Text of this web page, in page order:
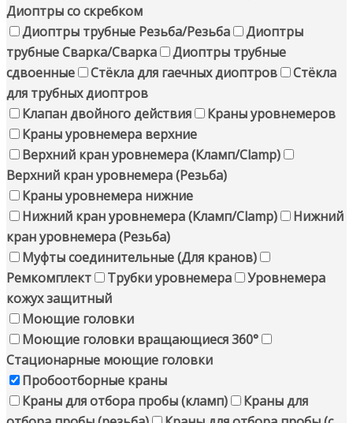
Диоптры со скребком
Диоптры трубные Резьба/Резьба
Диоптры
трубные Сварка/Сварка
Диоптры трубные
сдвоенные
Стёкла для гаечных диоптров
Стёкла
для трубных диоптров
Клапан двойного действия
Краны уровнемеров
Краны уровнемера верхние
Верхний кран уровнемера (Кламп/Clamp)
Верхний кран уровнемера (Резьба)
Краны уровнемера нижние
Нижний кран уровнемера (Кламп/Clamp)
Нижний
кран уровнемера (Резьба)
Муфты соединительные (Для кранов)
Ремкомплект
Трубки уровнемера
Уровнемера
кожух защитный
Моющие головки
Моющие головки вращающиеся 360°
Стационарные моющие головки
Пробоотборные краны
Краны для отбора пробы (кламп)
Краны для